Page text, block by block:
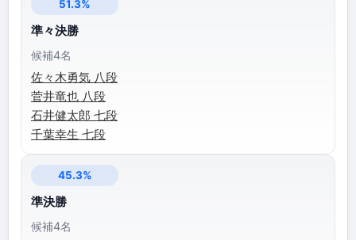
51.3%
準々決勝
候補4名
佐々木勇気 八段
菅井竜也 八段
石井健太郎 七段
千葉幸生 七段
45.3%
準決勝
候補4名